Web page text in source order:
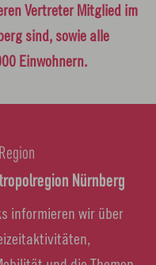
Vertreter Mitglied im
sind, sowie alle
Einwohnern.
Nürnberg
informieren wir über